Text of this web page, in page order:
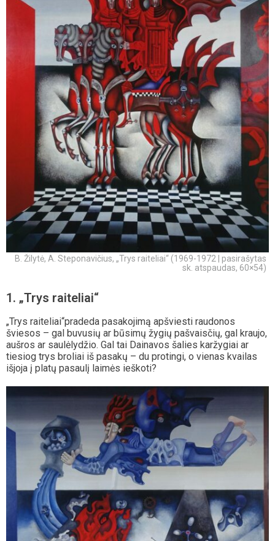
B. Žilytė, A. Steponavičius, „Trys raiteliai“ (1969-1972 | pasirašytas
sk. atspaudas, 60×54)
1. „Trys raiteliai“
„Trys raiteliai“pradeda pasakojimą apšviesti raudonos
šviesos – gal buvusių ar būsimų žygių pašvaisčių, gal kraujo,
aušros ar saulėlydžio. Gal tai Dainavos šalies karžygiai ar
tiesiog trys broliai iš pasakų – du protingi, o vienas kvailas
išjoja į platų pasaulį laimės ieškoti?